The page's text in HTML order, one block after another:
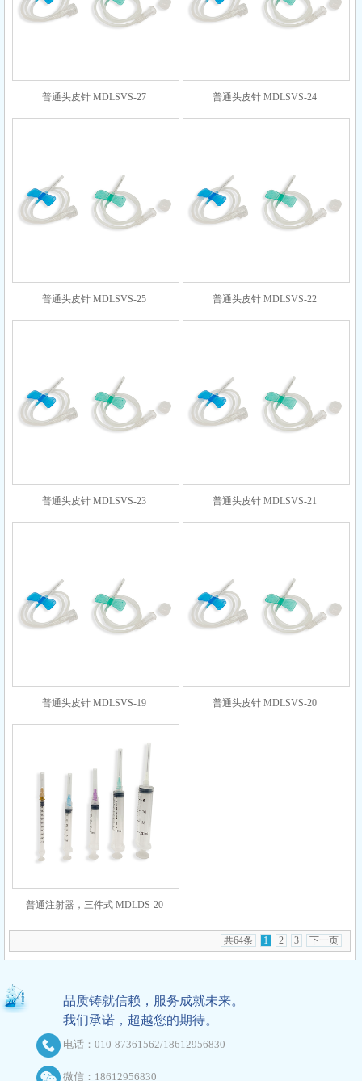
普通头皮针 MDLSVS-27 普通头皮针 MDLSVS-24
普通头皮针 MDLSVS-25 普通头皮针 MDLSVS-22
普通头皮针 MDLSVS-23 普通头皮针 MDLSVS-21
普通头皮针 MDLSVS-19 普通头皮针 MDLSVS-20
普通注射器，三件式 MDLDS-20
共64条 1 2 3 下一页
品质铸就信赖，服务成就未来。
我们承诺，超越您的期待。
电话：010-87361562/18612956830
微信：18612956830